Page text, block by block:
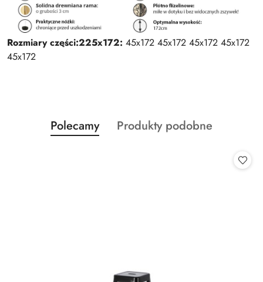
Rozmiary części:225x172: 45x172 45x172 45x172 45x172
45x172
Pomiń karuzelę produktów
Produkty
o
Polecamy
Produkty
Produkty podobne